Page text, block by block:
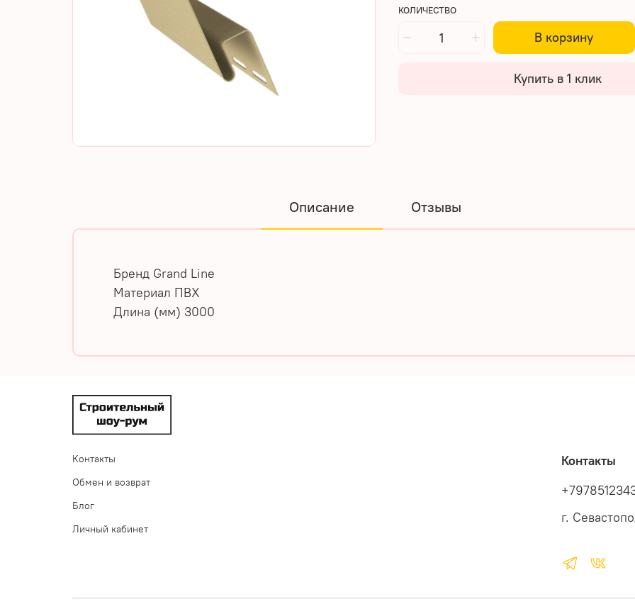
КОЛИЧЕСТВО
В корзину
Купить в 1 клик
Описание Отзывы
Бренд Grand Line
Материал ПВХ
Длина (мм) 3000
Контакты
Обмен и возврат
Блог
Личный кабинет
Контакты
г.